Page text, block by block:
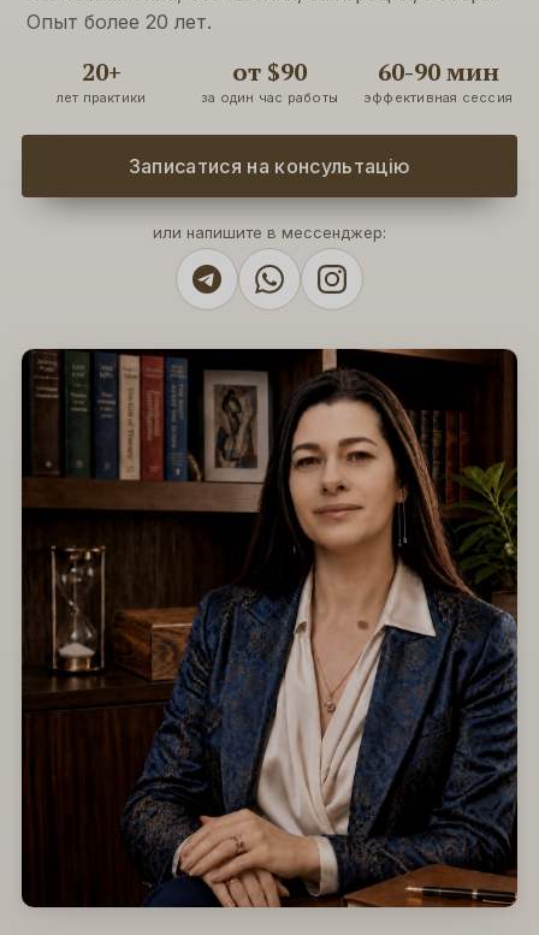
Опыт более 20 лет.
20+
лет практики
от $90
за один час работы
60-90 мин
эффективная сессия
Записатися на консультацію
или напишите в мессенджер: